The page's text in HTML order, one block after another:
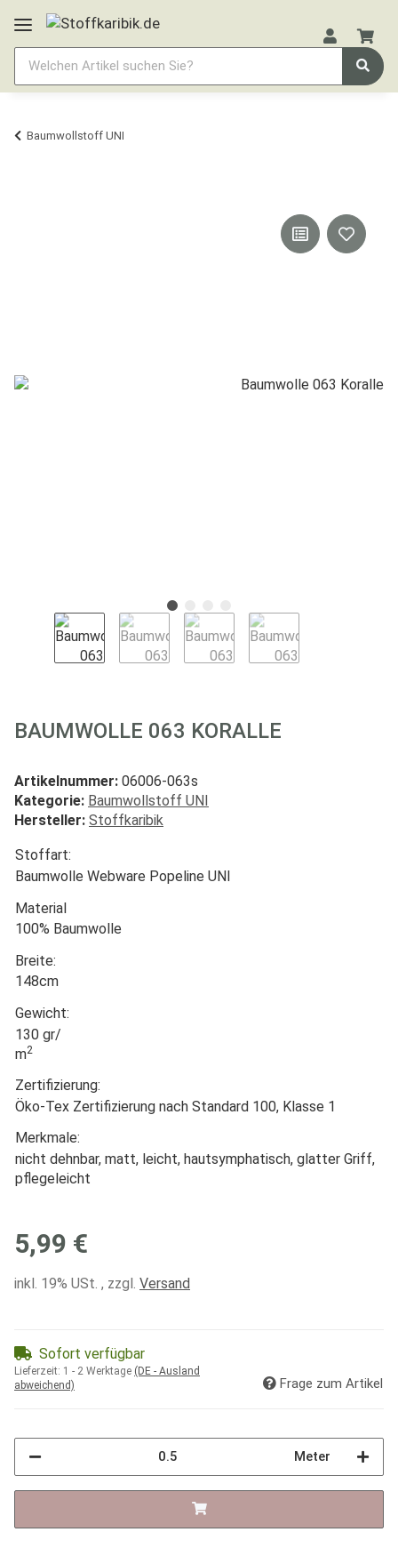
Baumwollstoff UNI
BAUMWOLLE 063 KORALLE
Artikelnummer: 06006-063s
Kategorie: Baumwollstoff UNI
Hersteller: Stoffkaribik
Stoffart:
Baumwolle Webware Popeline UNI
Material
100% Baumwolle
Breite:
148cm
Gewicht:
130 gr/
m2
Zertifizierung:
Öko-Tex Zertifizierung nach Standard 100, Klasse 1
Merkmale:
nicht dehnbar, matt, leicht, hautsymphatisch, glatter Griff,
pflegeleicht
5,99 €
inkl. 19% USt. , zzgl. Versand
Sofort verfügbar
Lieferzeit: 1 - 2 Werktage (DE - Ausland
abweichend)
Frage zum Artikel
Meter